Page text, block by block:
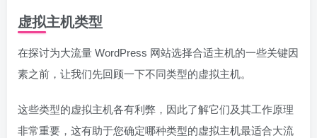
虚拟主机类型
在探讨为大流量 WordPress 网站选择合适主机的一些关键因
素之前，让我们先回顾一下不同类型的虚拟主机。
这些类型的虚拟主机各有利弊，因此了解它们及其工作原理
非常重要，这有助于您确定哪种类型的虚拟主机最适合大流